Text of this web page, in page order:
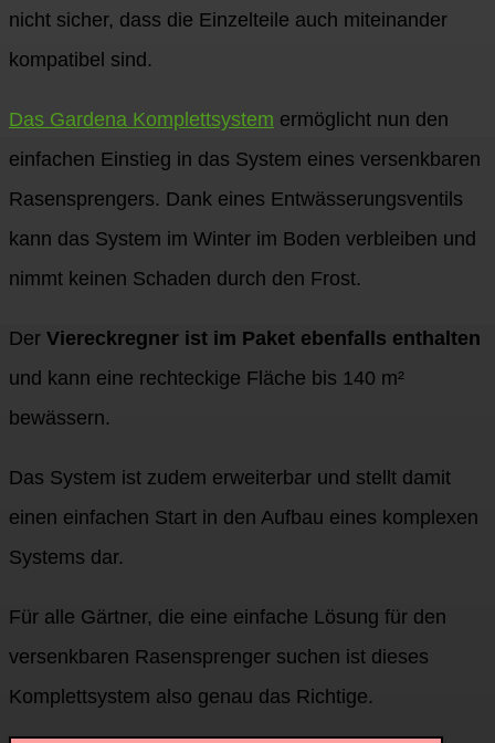
nicht sicher, dass die Einzelteile auch miteinander
kompatibel sind.
Das Gardena Komplettsystem ermöglicht nun den
einfachen Einstieg in das System eines versenkbaren
Rasensprengers. Dank eines Entwässerungsventils
kann das System im Winter im Boden verbleiben und
nimmt keinen Schaden durch den Frost.
Der Viereckregner ist im Paket ebenfalls enthalten
und kann eine rechteckige Fläche bis 140 m²
bewässern.
Das System ist zudem erweiterbar und stellt damit
einen einfachen Start in den Aufbau eines komplexen
Systems dar.
Für alle Gärtner, die eine einfache Lösung für den
versenkbaren Rasensprenger suchen ist dieses
Komplettsystem also genau das Richtige.